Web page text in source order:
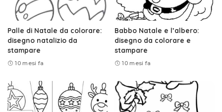
Palle di Natale da colorare:
disegno natalizio da
stampare
10 mesi fa
Babbo Natale e l’albero:
disegno da colorare e
stampare
10 mesi fa